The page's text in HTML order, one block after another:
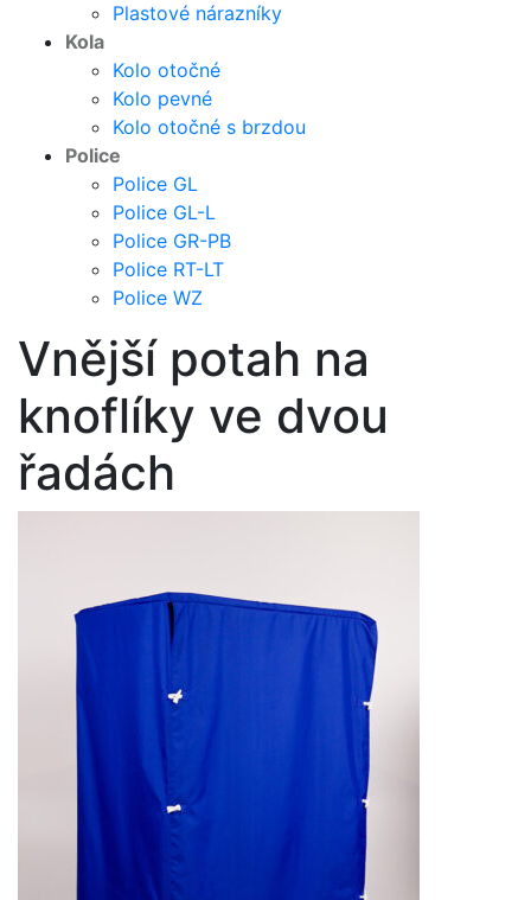
Plastové nárazníky
Kola
Kolo otočné
Kolo pevné
Kolo otočné s brzdou
Police
Police GL
Police GL-L
Police GR-PB
Police RT-LT
Police WZ
Vnější potah na
knoflíky ve dvou
řadách